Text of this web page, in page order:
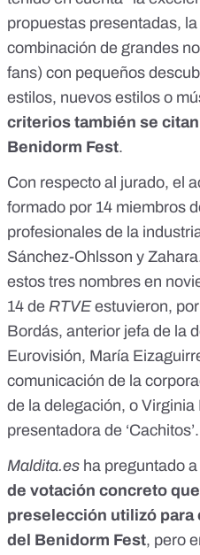
propuestas presentadas,
combinación de grandes
fans) con pequeños
estilos, nuevos estilos o
criterios también se citan
Benidorm Fest.
Con respecto al jurado, el
formado por 14 miembros
profesionales de la
Sánchez-Ohlsson y
estos tres nombres en
14 de RTVEestuvieron,
Bordás, anterior jefa de la
Eurovisión, María
comunicación de la
de la delegación, o
presentadora de ‘Cachitos’.
Maldita.es ha preguntado a
de votación concreto
preselección utilizó
del Benidorm Fest, pero